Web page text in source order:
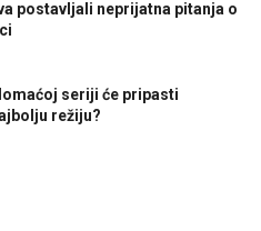
postavljali neprijatna pitanja o
seriji će pripasti
režiju?